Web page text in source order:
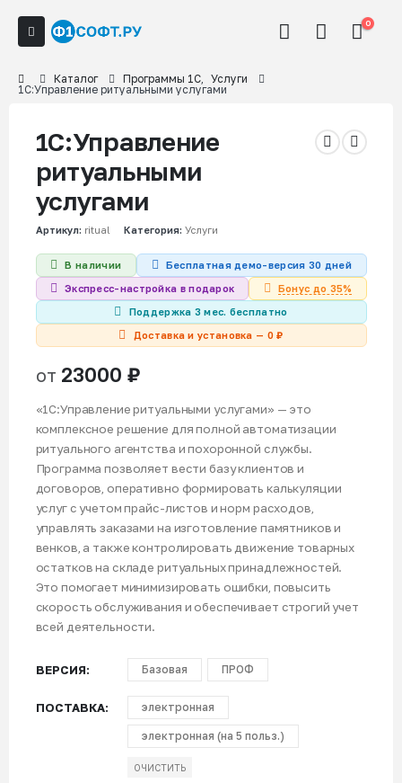
0
Каталог Программы 1С, Услуги
1С:Управление ритуальными услугами
1С:Управление
ритуальными
услугами
Артикул: ritual Категория: Услуги
В наличии
Бесплатная демо-версия 30 дней
Экспресс-настройка в подарок
Бонус до 35%
Поддержка 3 мес. бесплатно
Доставка и установка — 0 ₽
от 23000 ₽
«1С:Управление ритуальными услугами» — это
комплексное решение для полной автоматизации
ритуального агентства и похоронной службы.
Программа позволяет вести базу клиентов и
договоров, оперативно формировать калькуляции
услуг с учетом прайс-листов и норм расходов,
управлять заказами на изготовление памятников и
венков, а также контролировать движение товарных
остатков на складе ритуальных принадлежностей.
Это помогает минимизировать ошибки, повысить
скорость обслуживания и обеспечивает строгий учет
всей деятельности.
ВЕРСИЯ Базовая ПРОФ
ПОСТАВКА электронная
электронная (на 5 польз.)
ОЧИСТИТЬ